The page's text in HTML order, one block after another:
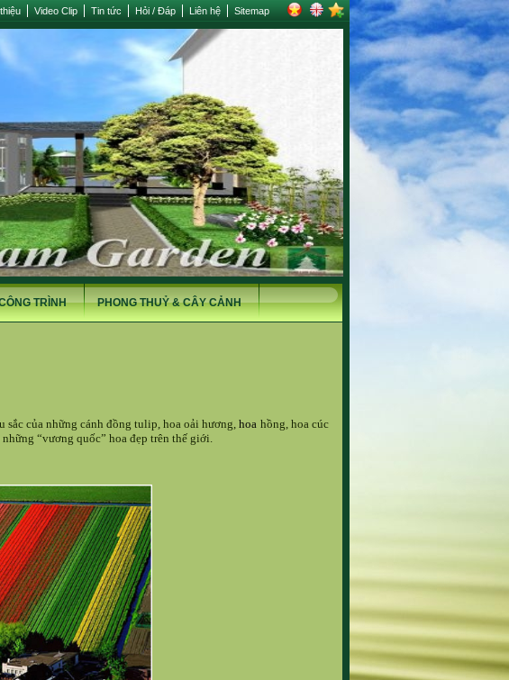
Video Clip Tin tức Hỏi / Đáp Liên hệ Sitemap
TRÌNH PHONG THUỶ & CÂY CẢNH
của những cánh đồng tulip, hoa oải hương,hoa hồng, hoa cúc
“vương quốc” hoa đẹp trên thế giới.